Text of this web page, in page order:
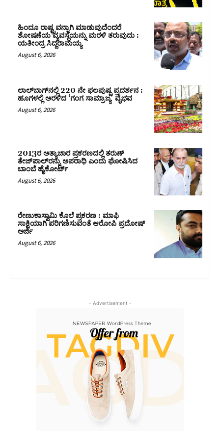
ಹಿಂದೂ ರಾಷ್ಟ್ರವನ್ನಾಗಿ ಮಾಡುವುದೆಂದರೆ
ಶೋಷಣೆಯ ವ್ಯವಸ್ಥೆಯನ್ನು ಮರಳಿ ತರುವುದು :
ಯತೀಂದ್ರ ಸಿದ್ದರಾಮಯ್ಯ
August 6, 2026
ಲಾಲ್‍ಬಾಗ್‍ನಲ್ಲಿ 220 ನೇ ಫಲಪುಷ್ಪ ಪ್ರದರ್ಶನ :
ಹೂಗಳಲ್ಲಿ ಅರಳಿದ ‘ಗಂಗ ಸಾಮ್ರಾಜ್ಯ’ ವೈಭವ
August 6, 2026
2013ರ ಅತ್ಯಾಚಾರ ಪ್ರಕರಣದಲ್ಲಿ ತರುಣ್
ತೇಜ್‌ಪಾಲ್‌ರನ್ನು ಅಪರಾಧಿ ಎಂದು ಘೋಷಿಸಿದ
ಬಾಂಬೆ ಹೈಕೋರ್ಟ್
August 6, 2026
ರೇಣುಕಾಸ್ವಾಮಿ ಕೊಲೆ ಪ್ರಕರಣ : ಮಾಫಿ
ಸಾಕ್ಷಿಯಾಗಿ ಪರಿಗಣಿಸುವಂತೆ ಆರೋಪಿ ಪ್ರದೋಷ್‌
ಅರ್ಜಿ
August 6, 2026
- Advertisement -